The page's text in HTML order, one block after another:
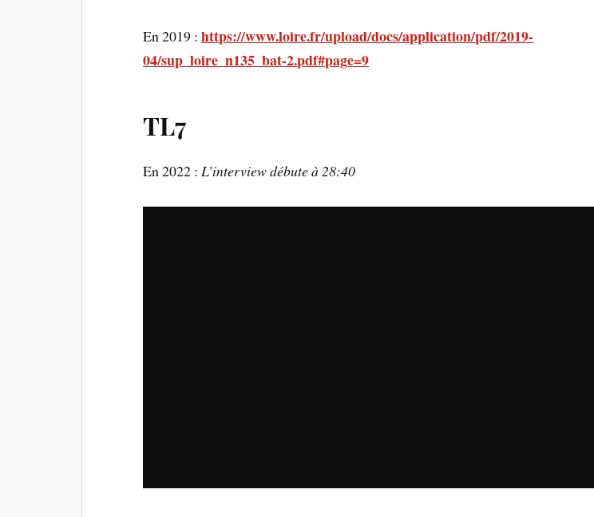
En 2019 :https://www.loire.fr/upload/docs/application/pdf/2019-
04/sup_loire_n135_bat-2.pdf#page=9
TL7
En 2022 :L’interview débute à 28:40